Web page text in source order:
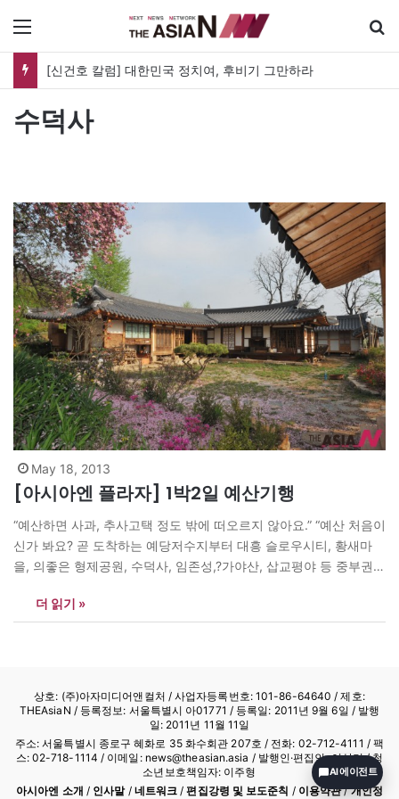
[신건호 칼럼] 대한민국 정치여, 후비기 그만하라
수덕사
May 18, 2013
[아시아엔 플라자] 1박2일 예산기행
“예산하면 사과, 추사고택 정도 밖에 떠오르지 않아요.” “예산 처음이
신가 봐요? 곧 도착하는 예당저수지부터 대흥 슬로우시티, 황새마
을, 의좋은 형제공원, 수덕사, 임존성,?가야산, 삽교평야 등 중부권에
(The AsiaN)?일행을 맞이한 예산군?녹색관광과 이혜정씨의 설명이
다. 주니어 아자 외국인?유학생 등 협회 일행은 10~11일 충절의 고
더 읽기 »
상호: (주)아자미디어앤컬처 /사업자등록번호: 101-86-64640 / 제호:
THEAsiaN / 등록정보: 서울특별시 아01771 / 등록일: 2011년 9월 6일 / 발행
일: 2011년 11월 11일
주소: 서울특별시 종로구 혜화로 35 화수회관 207호 / 전화: 02-712-4111 / 팩
스: 02-718-1114 / 이메일: news@theasian.asia / 발행인·편집인: 이상기 / 청
소년보호책임자: 이주형
아시아엔 소개 / 인사말/ 네트워크 /편집강령 및 보도준칙 / 이용약관/개인정
AI 에이전트